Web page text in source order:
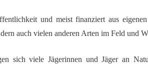
und meist finanziert aus
auch vielen anderen Arten im Feld und
sich viele Jägerinnen und Jäger an